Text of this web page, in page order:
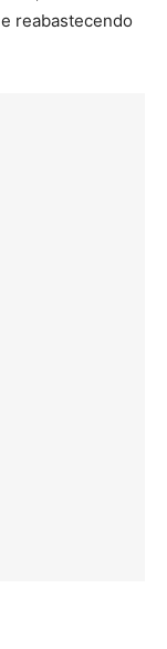
reabastecendo